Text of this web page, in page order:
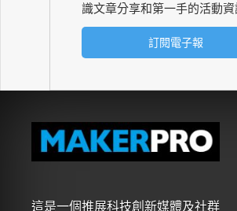
識文章分享和第一手的活動資
這是一個推展科技創新媒體及社群